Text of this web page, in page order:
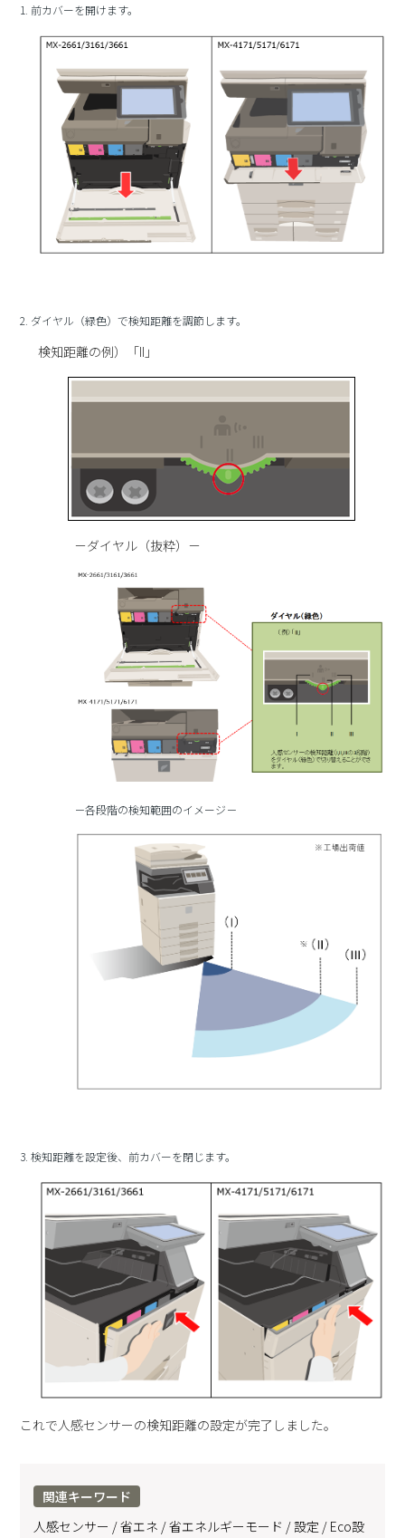
1. 前カバーを開けます。
2. ダイヤル（緑色）で検知距離を調節します。
検知距離の例）「II」
－ダイヤル（抜粋）－
－各段階の検知範囲のイメージ－
3. 検知距離を設定後、前カバーを閉じます。
これで人感センサーの検知距離の設定が完了しました。
関連キーワード
人感センサー / 省エネ / 省エネルギーモード / 設定 / Eco設